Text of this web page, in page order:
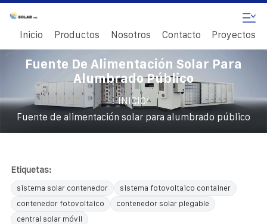
Inicio Productos Nosotros Contacto Proyectos
Fuente De Alimentación Solar Para
Alumbrado Público
INICIO/
Fuente de alimentación solar para alumbrado público
Etiquetas:
sistema solar contenedor
sistema fotovoltaico container
contenedor fotovoltaico
contenedor solar plegable
central solar móvil